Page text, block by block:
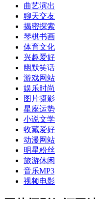
曲艺演出
聊天交友
揭密探索
琴棋书画
体育文化
兴趣爱好
幽默笑话
游戏网站
娱乐时尚
图片摄影
星座运势
小说文学
收藏爱好
动漫网站
明星粉丝
旅游休闲
音乐MP3
视频电影